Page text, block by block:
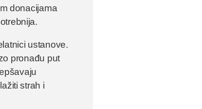
donacijama
ustanove.
pronađu put
strah i